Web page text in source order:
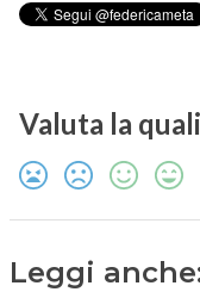
Valuta la
Leggi